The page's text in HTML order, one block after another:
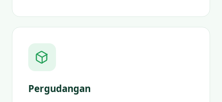
Pergudangan